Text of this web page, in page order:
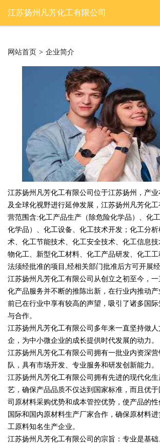
江苏扬州凡芳化工有限公司
网站首页 > 企业简介
江苏扬州凡芳化工有限公司位于江苏扬州，产
及全球化视野进行延伸发展，江苏扬州凡芳化工
营范围含:化工产品生产（除危险化学品）、化
化学品）、化工设备、化工技术开发；化工分
术、化工节能技术、化工安全技术、化工信息
物化工、新型化工材料、化工产品研发、化工
法须经批准的项目,经相关部门批准后方可开展经
江苏扬州凡芳化工有限公司从创立之初至今，
化产品服务并不断的推陈出新，在行业内推动产
前已在行业中享有较高的声望，吸引了诸多国
与合作。
江苏扬州凡芳化工有限公司多年来一直坚持做
企，为中小微企业的成长提供时代发展的动力。
江苏扬州凡芳化工有限公司拥有一批业内资深营
队，具有市场开发、专业服务和研发创新能力。
江苏扬州凡芳化工有限公司拥有先进的现代化
艺，确保产品品质不仅达到国家标准，而且优
司原材料采购优势和成本管控优势，使产品的
国际和国内原材料生产厂家合作，确保原材料
工原料知名生产企业。
江苏扬州凡芳化工有限公司的宗旨：专业是基